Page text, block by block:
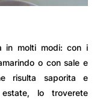
in molti modi: con i
o con sale e
risulta saporita e
lo troverete